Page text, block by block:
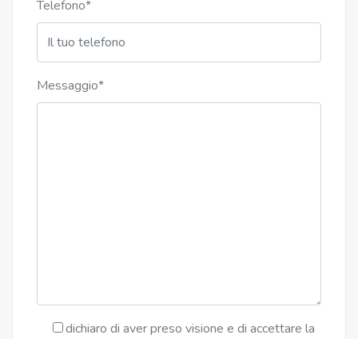
Telefono*
Messaggio*
dichiaro di aver preso visione e di accettare la